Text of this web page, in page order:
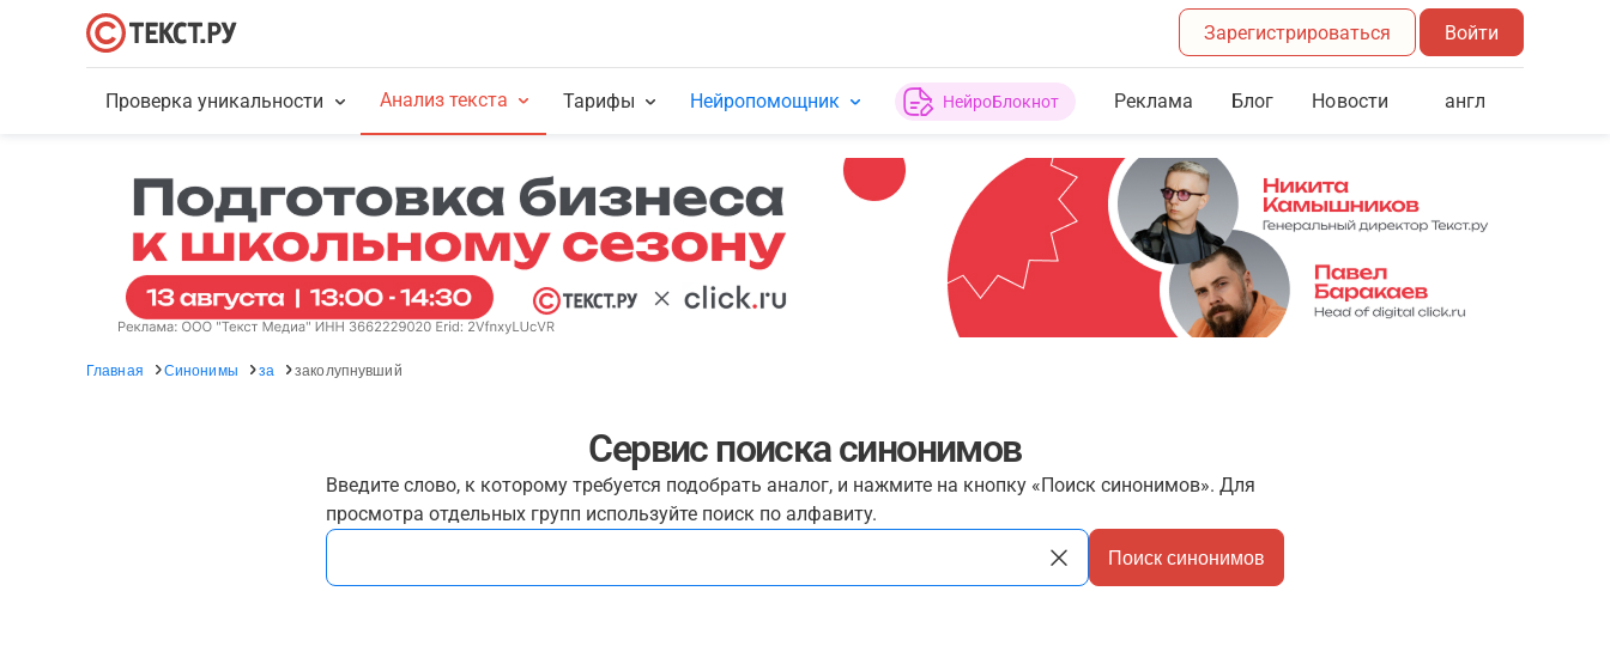
Зарегистрироваться Войти
Проверка уникальности Анализ текста Тарифы Нейропомощник НейроБлокнот Реклама Блог Новости англ
Главная Синонимы за заколупнувший
Сервис поиска синонимов
Введите слово, к которому требуется подобрать аналог, и нажмите на кнопку «Поиск синонимов». Для
просмотра отдельных групп используйте поиск по алфавиту.
Поиск синонимов